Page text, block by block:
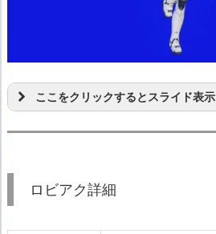
ここをクリックするとスライド表示
ロビアク詳細